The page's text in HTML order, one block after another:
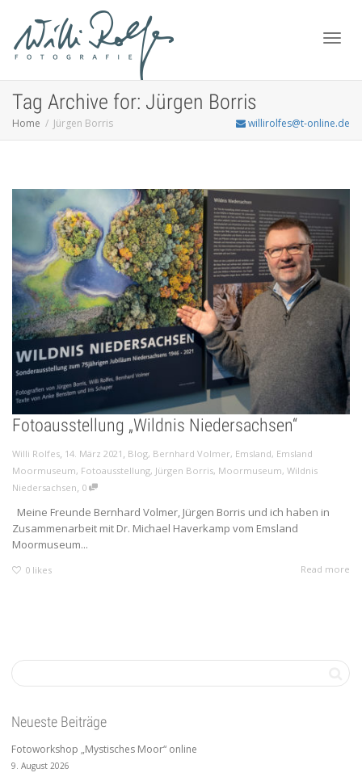
Tag Archive for: Jürgen Borris
Home Jürgen Borris willirolfes@t-online.de
Fotoausstellung „Wildnis Niedersachsen“
Willi Rolfes, 14. März 2021 , Blog, Bernhard Volmer, Emsland, Emsland
Moormuseum, Fotoausstellung, Jürgen Borris, Moormuseum, Wildnis
Niedersachsen, 0
Meine Freunde Bernhard Volmer, Jürgen Borris und ich haben in
Zusammenarbeit mit Dr. Michael Haverkamp vom Emsland
Moormuseum...
0 likes Read more
Neueste Beiträge
Fotoworkshop „Mystisches Moor“ online
9. August 2026